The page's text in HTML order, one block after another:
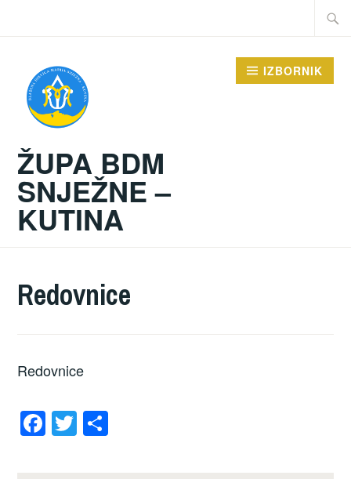
Traži:
ŽUPA BDM
SNJEŽNE –
KUTINA
IZBORNIK
Redovnice
Redovnice
F
a
T
wi